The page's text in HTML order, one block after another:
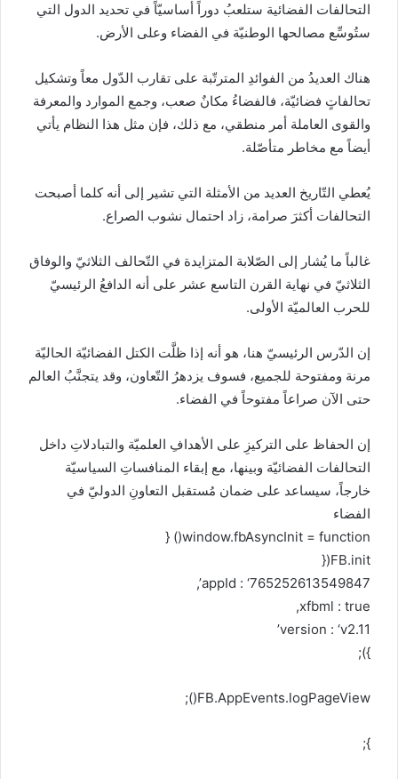
التحالفات الفضائية ستلعبُ دوراً أساسيّاً في تحديد الدول التي
ستُوسِّع مصالحها الوطنيّة في الفضاء وعلى الأرض.
هناك العديدُ من الفوائدِ المترتّبة على تقارب الدّول معاً وتشكيل
تحالفاتٍ فضائيّة، فالفضاءُ مكانٌ صعب، وجمع الموارد والمعرفة
والقوى العاملة أمر منطقي، مع ذلك، فإن مثل هذا النظام يأتي
أيضاً مع مخاطر متأصّلة.
يُعطي التّاريخ العديد من الأمثلة التي تشير إلى أنه كلما أصبحت
التحالفات أكثرَ صرامة، زاد احتمال نشوب الصراع.
غالباً ما يُشار إلى الصّلابة المتزايدة في التّحالف الثلاثيّ والوفاق
الثلاثيّ في نهاية القرن التاسع عشر على أنه الدافعُ الرئيسيّ
للحرب العالميّة الأولى.
إن الدّرس الرئيسيّ هنا، هو أنه إذا ظلَّت الكتل الفضائيّة الحاليّة
مرنة ومفتوحة للجميع، فسوف يزدهرُ التّعاون، وقد يتجنَّبُ العالم
حتى الآن صراعاً مفتوحاً في الفضاء.
إن الحفاظ على التركيزِ على الأهدافِ العلميّة والتبادلاتِ داخل
التحالفات الفضائيّة وبينها، مع إبقاء المنافساتِ السياسيّة
خارجاً، سيساعد على ضمان مُستقبل التعاونِ الدوليّ في
الفضاء
window.fbAsyncInit = function() {
FB.init({
appId : ‘765252613549847’,
xfbml : true,
version : ‘v2.11’
});
FB.AppEvents.logPageView();
};